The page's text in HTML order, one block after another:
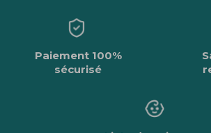
Paiement 100%
sécurisé